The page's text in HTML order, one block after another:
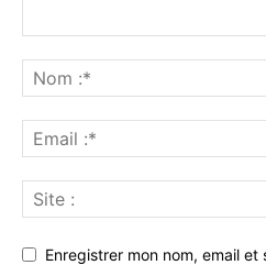
Enregistrer mon nom, email